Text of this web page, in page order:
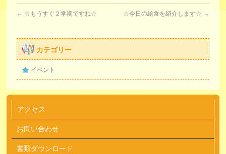
← ☆もうすぐ２学期ですね☆ ☆今日の給食を紹介します☆ →
カテゴリー
イベント
アクセス
お問い合わせ
書類ダウンロード